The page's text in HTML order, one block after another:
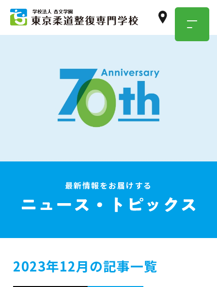
TOKYO JUSEN
OPEN
CAMPUS
学校のこと・職業のこと、
資料請求
学校案内
最新情報をお届けする
2023年12月の記事一覧